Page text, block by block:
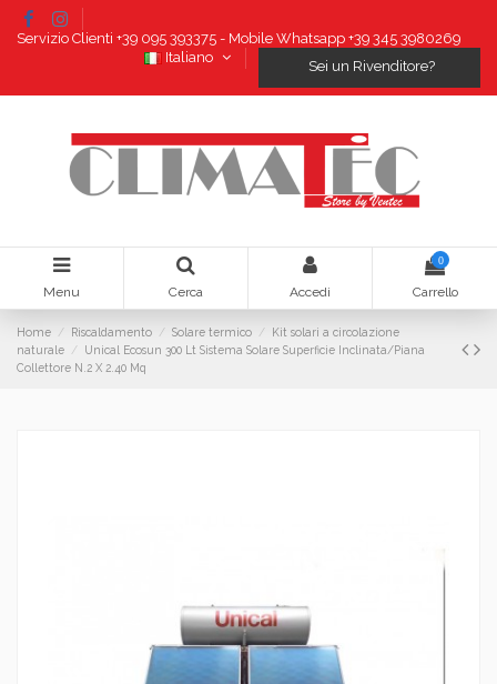
Servizio Clienti +39 095 393375 - Mobile Whatsapp +39 345 3980269
Italiano
Sei un Rivenditore?
Menu Cerca Accedi
0
Carrello
Home Riscaldamento Solare termico
Kit solari a circolazione
naturale
Unical Ecosun 300 Lt Sistema Solare Superficie Inclinata/Piana
Collettore N.2 X 2.40 Mq